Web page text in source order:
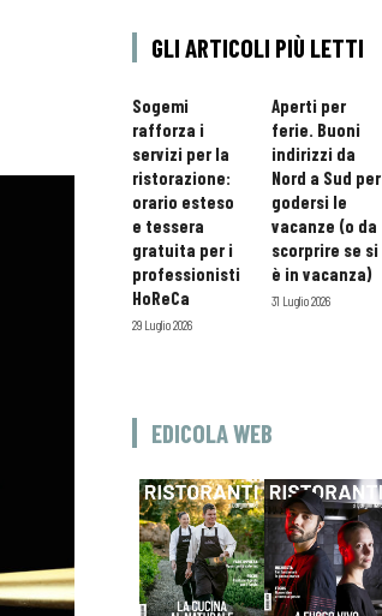
GLI ARTICOLI PIÙ LETTI
Sogemi
rafforza i
servizi per la
ristorazione:
orario esteso
e tessera
gratuita per i
professionisti
HoReCa
29 Luglio 2026
Aperti per
ferie. Buoni
indirizzi da
Nord a Sud per
godersi le
vacanze (o da
scorprire se si
è in vacanza)
31 Luglio 2026
EDICOLA WEB